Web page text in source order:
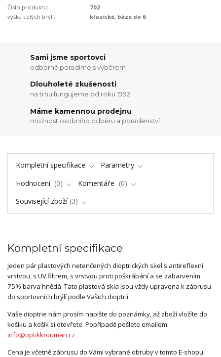
Číslo produktu:
702
výška celých brýlí:
klasické, báze do 6
Sami jsme sportovci
odborně poradíme s výběrem
Dlouholeté zkušenosti
na trhu fungujeme od roku 1992
Máme kamennou prodejnu
možnost osobního odběru a poradenství
Kompletní specifikace
Parametry
Hodnocení
0 Komentáře
0
Související zboží 3
Kompletní specifikace
Jeden pár plastových netenčených dioptrických skel s antireflexní
vrstvou, s UV filtrem, s vrstvou proti poškrábání a se zabarvením
75% barva hnědá. Tato plastová skla jsou vždy upravena k zábrusu
do sportovních brýlí podle Vašich dioptrií.
Vaše dioptrie nám prosím napište do poznámky, až zboží vložíte do
košíku a košík si otevřete. Popřípadě pošlete emailem:
info@optikkrouman.cz
Cena je včetně zábrusu do Vámi vybrané obruby v tomto E-shopu.